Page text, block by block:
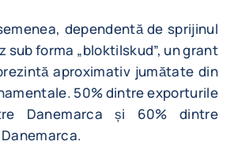
dependentă de sprijinul
sub forma „bloktilskud”, un grant
aproximativ jumătate din
50% dintre exporturile
Danemarca și 60% dintre